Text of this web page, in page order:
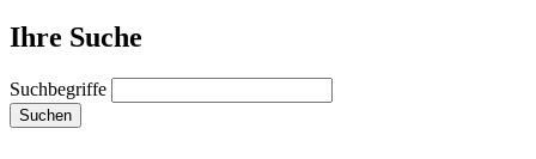
Ihre Suche
Suchbegriffe
Suchen